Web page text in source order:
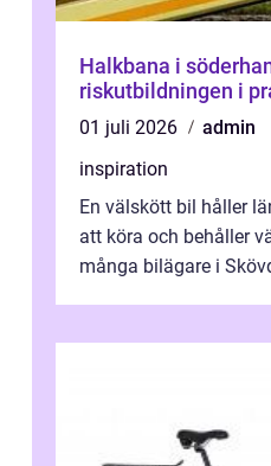
Halkbana i söderhamn så
riskutbildningen i
01 juli 2026
admin
inspiration
En välskött bil håller
att köra och behåller
många bilägare i